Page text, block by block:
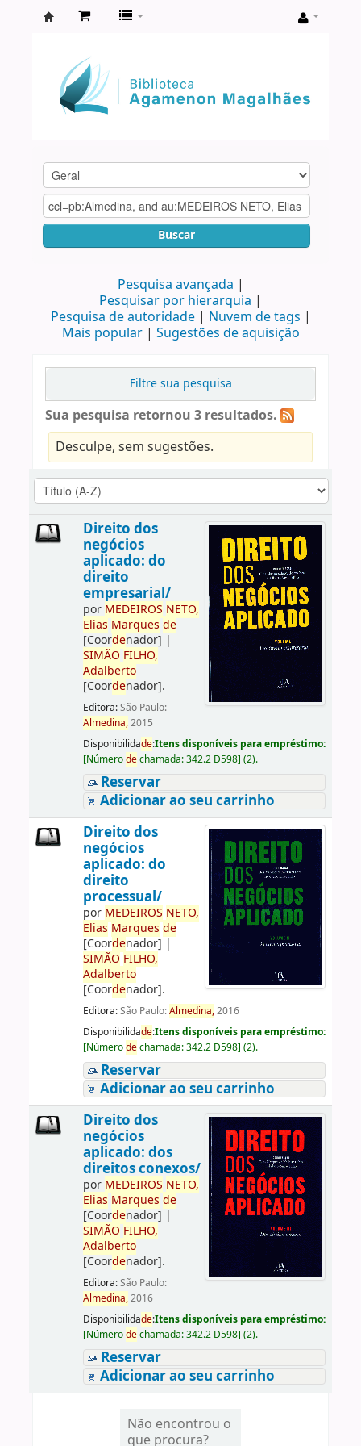
Agamenon
Magalhães
Buscar
Pesquisa avançada
Pesquisar por hierarquia
Pesquisa de autoridade
Nuvem de tags
Mais popular
Sugestões de aquisição
Filtre sua pesquisa
Sua pesquisa retornou 3 resultados.
Desculpe, sem sugestões.
Direito dos
negócios
aplicado: do
direito
empresarial/
por MEDEIROS NETO,
Elias Marques de
[Coordenador] |
SIMÃO FILHO,
Adalberto
[Coordenador].
Editora:São Paulo:
Almedina,2015
Disponibilidade:Itens disponíveis para empréstimo:
[Númerodechamada:342.2 D598] (2).
Reservar
Adicionar ao seu carrinho
Direito dos
negócios
aplicado: do
direito
processual/
por MEDEIROS NETO,
Elias Marques de
[Coordenador] |
SIMÃO FILHO,
Adalberto
[Coordenador].
Editora:São Paulo:Almedina,2016
Disponibilidade:Itens disponíveis para empréstimo:
[Númerodechamada:342.2 D598] (2).
Reservar
Adicionar ao seu carrinho
Direito dos
negócios
aplicado: dos
direitos conexos/
por MEDEIROS NETO,
Elias Marques de
[Coordenador] |
SIMÃO FILHO,
Adalberto
[Coordenador].
Editora:São Paulo:
Almedina,2016
Disponibilidade:Itens disponíveis para empréstimo:
[Númerodechamada:342.2 D598] (2).
Reservar
Adicionar ao seu carrinho
Não encontrou o
que procura?